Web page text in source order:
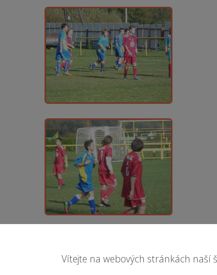
Vítejte na webových stránkách naší